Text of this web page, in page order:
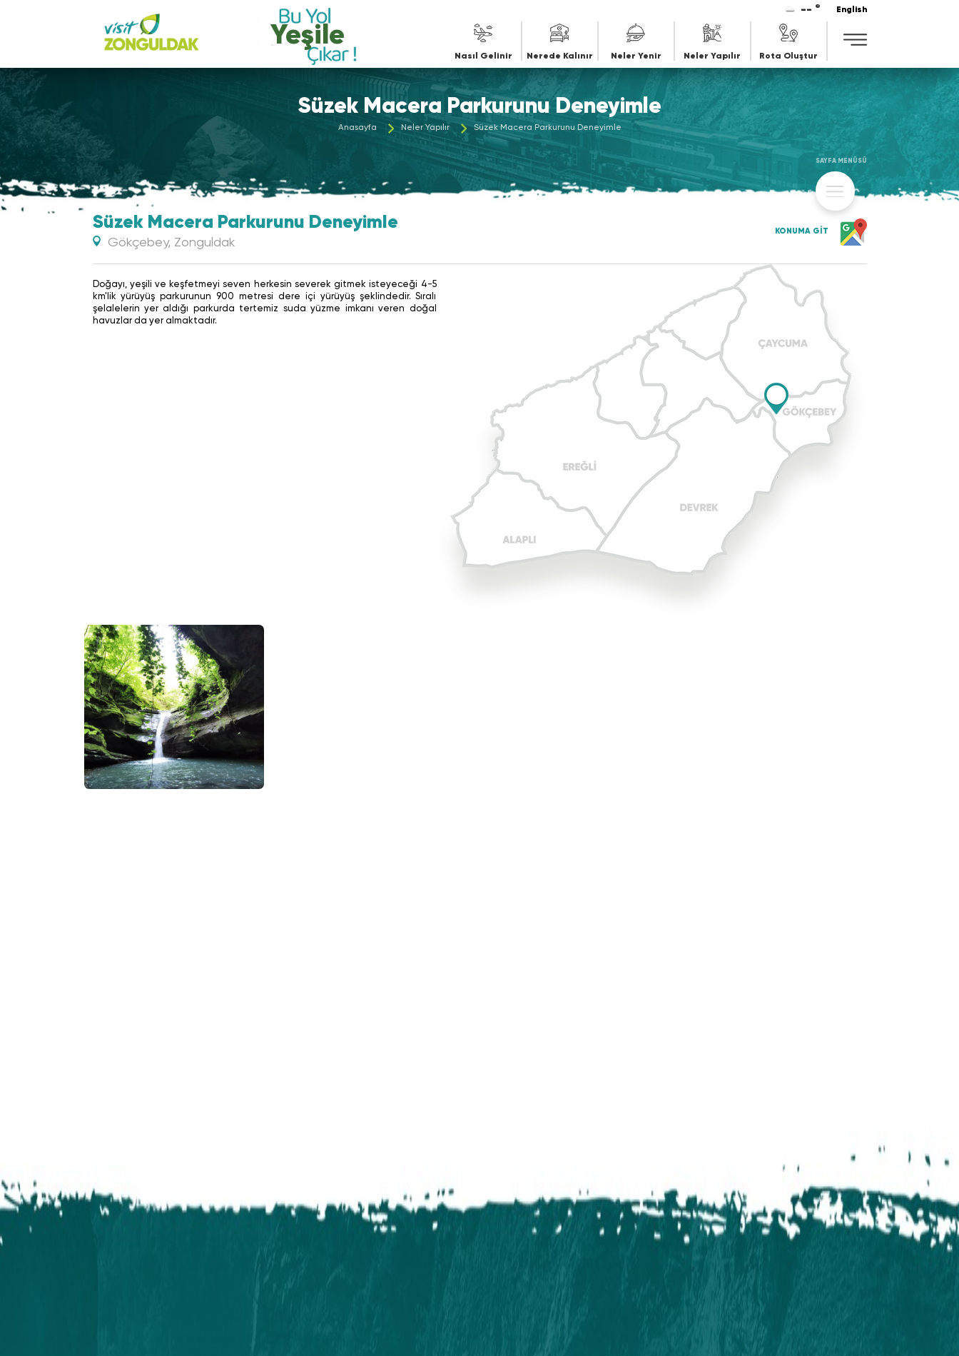
-- ° English
Nasıl Gelinir Nerede Kalınır Neler Yenir Neler Yapılır Rota Oluştur
Süzek Macera Parkurunu Deneyimle
Anasayfa Neler Yapılır Süzek Macera Parkurunu Deneyimle
SAYFA MENÜSÜ
Süzek Macera Parkurunu Deneyimle
Gökçebey, Zonguldak
KONUMA GİT
Doğayı, yeşili ve keşfetmeyi seven herkesin severek gitmek isteyeceği 4-5
km'lik yürüyüş parkurunun 900 metresi dere içi yürüyüş şeklindedir. Sıralı
şelalelerin yer aldığı parkurda tertemiz suda yüzme imkanı veren doğal
havuzlar da yer almaktadır.